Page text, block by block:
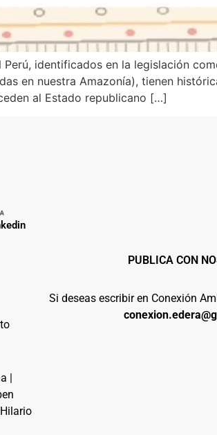
identificados en la legislación
en nuestra Amazonía), tienen
al Estado republicano […]
|
PUBLICA CON
Si deseas escribir en Conexión